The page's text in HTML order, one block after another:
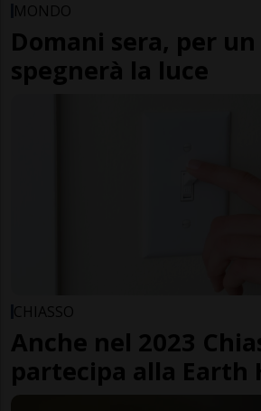
MONDO
Domani sera, per un
spegnerà la luce
CHIASSO
Anche nel 2023
partecipa alla Earth